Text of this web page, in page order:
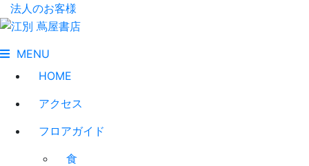
法人のお客様
MENU
HOME
アクセス
フロアガイド
食